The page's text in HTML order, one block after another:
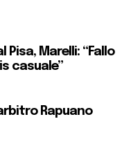
Marelli: “Fallo
casuale”
Rapuano